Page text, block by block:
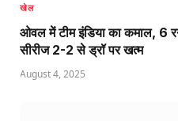
खेल
ओवल में टीम इंडिया का कमाल, 6
सीरीज 2-2 से ड्रॉ पर खत्म
August 4, 2025